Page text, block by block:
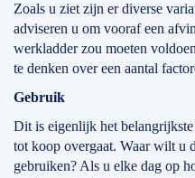
Zoals u ziet zijn er diverse
adviseren u om vooraf een
werkladder zou moeten
te denken over een aantal
Gebruik
Dit is eigenlijk het
tot koop overgaat. Waar wilt u
gebruiken? Als u elke dag op